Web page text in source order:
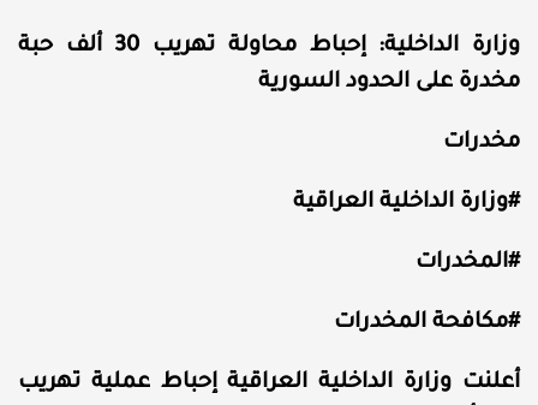
وزارة الداخلية: إحباط محاولة تهريب 30 ألف حبة
مخدرة على الحدود السورية
مخدرات
#وزارة الداخلية العراقية
#المخدرات
#مكافحة المخدرات
أعلنت وزارة الداخلية العراقية إحباط عملية تهريب